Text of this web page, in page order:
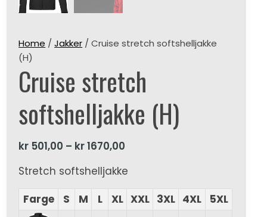
Home /Jakker / Cruise stretch softshelljakke
(H)
Cruise stretch
softshelljakke (H)
kr 501,00 – kr1670,00
Stretch softshelljakke
Farge
S M L XL XXL 3XL 4XL 5XL